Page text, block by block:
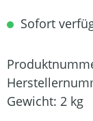
Sofort
Gewicht: 2 kg